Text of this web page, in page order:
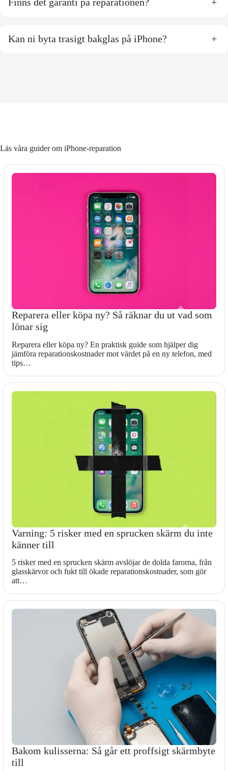
Finns det garanti på reparationen? +
Kan ni byta trasigt bakglas på iPhone? +
Läs våra guider om iPhone-reparation
Reparera eller köpa ny? Så räknar du ut vad som
lönar sig
Reparera eller köpa ny? En praktisk guide som hjälper dig
jämföra reparationskostnader mot värdet på en ny telefon, med
tips…
Varning: 5 risker med en sprucken skärm du inte
känner till
5 risker med en sprucken skärm avslöjar de dolda farorna, från
glasskärvor och fukt till ökade reparationskostnader, som gör
att…
Bakom kulisserna: Så går ett proffsigt skärmbyte
till